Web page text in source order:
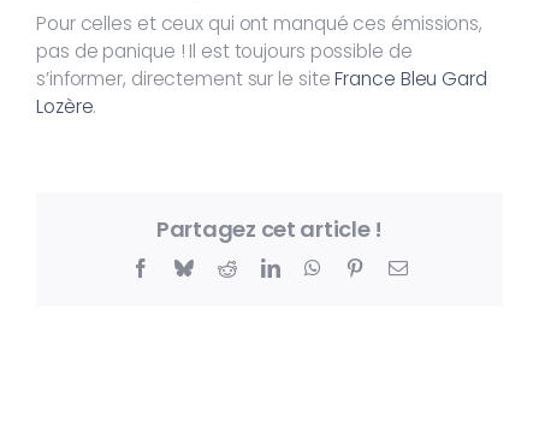
Pour celles et ceux qui ont manqué ces émissions,
pas de panique ! Il est toujours possible de
s’informer, directement sur le siteFrance Bleu Gard
Lozère.
Partagez cet article !
Facebook
BlueskyRedditLinkedInWhatsApp
PinterestEmail